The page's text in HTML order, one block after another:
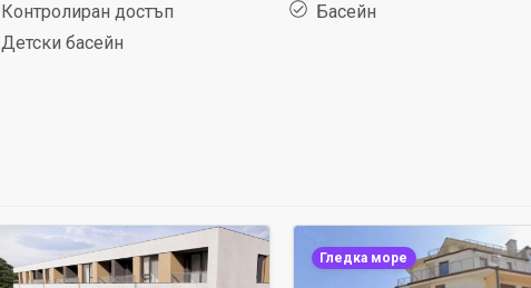
Контролиран достъп
Детски басейн
Басейн
Гледка море